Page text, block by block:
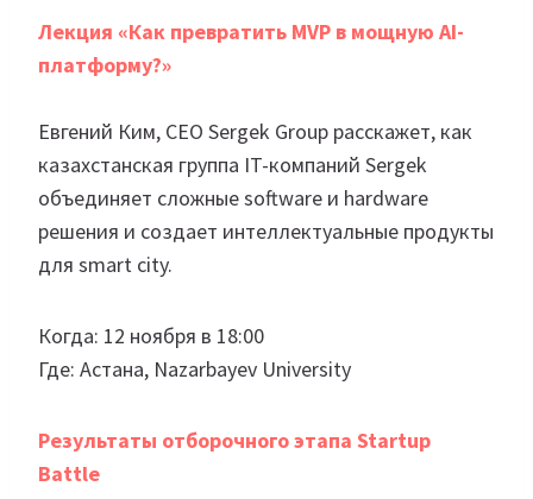
Лекция «Как превратить MVP в мощную AI-
платформу?»
Евгений Ким, CEO Sergek Group расскажет, как
казахстанская группа IT-компаний Sergek
объединяет сложные software и hardware
решения и создает интеллектуальные продукты
для smart city.
Когда: 12 ноября в 18:00
Где: Астана, Nazarbayev University
Результаты отборочного этапа Startup
Battle